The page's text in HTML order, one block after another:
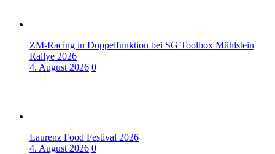
ZM-Racing in Doppelfunktion bei SG Toolbox Mühlstein
Rallye 2026
4. August 2026 0
Laurenz Food Festival 2026
4. August 2026 0